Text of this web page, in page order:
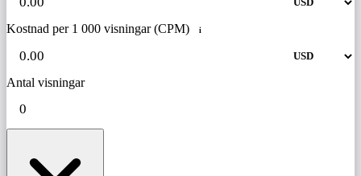
Kostnad per 1 000 visningar (CPM) i
Antal visningar